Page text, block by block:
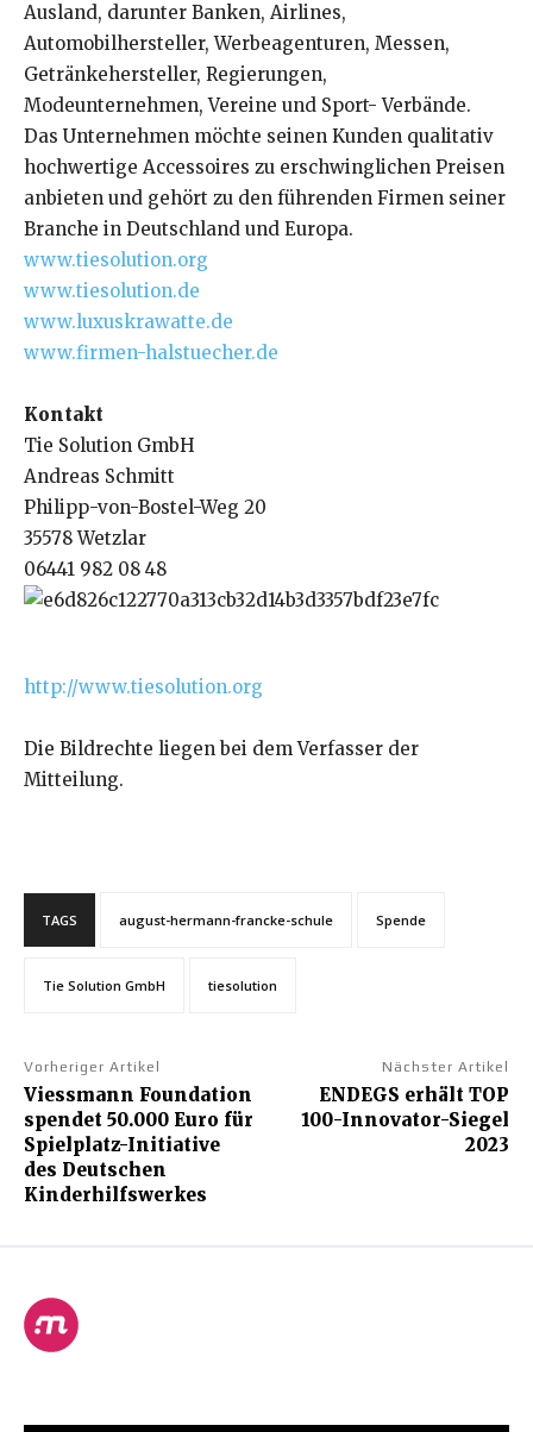
Ausland, darunter Banken, Airlines,
Automobilhersteller, Werbeagenturen, Messen,
Getränkehersteller, Regierungen,
Modeunternehmen, Vereine und Sport- Verbände.
Das Unternehmen möchte seinen Kunden qualitativ
hochwertige Accessoires zu erschwinglichen Preisen
anbieten und gehört zu den führenden Firmen seiner
Branche in Deutschland und Europa.
www.tiesolution.org
www.tiesolution.de
www.luxuskrawatte.de
www.firmen-halstuecher.de
Kontakt
Tie Solution GmbH
Andreas Schmitt
Philipp-von-Bostel-Weg 20
35578 Wetzlar
06441 982 08 48
http://www.tiesolution.org
Die Bildrechte liegen bei dem Verfasser der
Mitteilung.
TAGS august-hermann-francke-schule Spende
Tie Solution GmbH tiesolution
Vorheriger Artikel
Viessmann Foundation
spendet 50.000 Euro für
Spielplatz-Initiative
des Deutschen
Kinderhilfswerkes
Nächster Artikel
ENDEGS erhält TOP
100-Innovator-Siegel
2023